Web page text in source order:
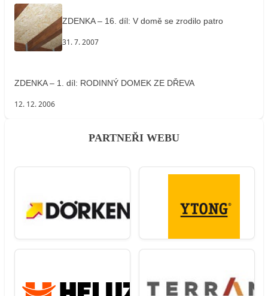
ZDENKA – 16. díl: V domě se zrodilo patro
31. 7. 2007
ZDENKA – 1. díl: RODINNÝ DOMEK ZE DŘEVA
12. 12. 2006
PARTNEŘI WEBU